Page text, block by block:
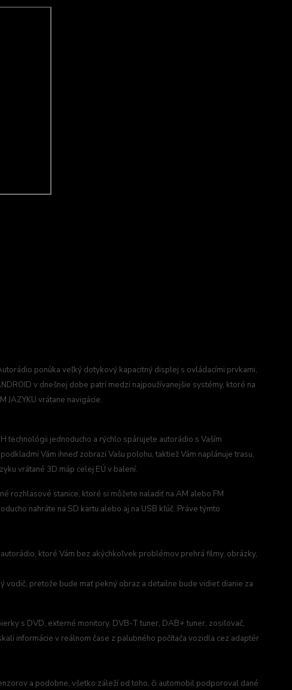
ponúka veľký dotykový kapacitný displej s ovládacími prvkami,
v dnešnej dobe patrí medzi najpoužívanejšie systémy, ktoré na
JAZYKU vrátane navigácie.
technológii jednoducho a rýchlo spárujete autorádio s Vaším
Vám ihneď zobrazí Vašu polohu, taktiež Vám naplánuje trasu,
vrátané 3D máp celej EÚ v balení.
rozhlasové stanice, ktoré si môžete naladiť na AM alebo FM
nahráte na SD kartu alebo aj na USB kľúč. Práve týmto
ktoré Vám bez akýchkoľvek problémov prehrá filmy, obrázky,
vodič, pretože bude mať pekný obraz a detailne bude vidieť dianie za
s DVD, externé monitory, DVB-T tuner, DAB+ tuner, zosiľovač,
informácie v reálnom čase z palubného počítača vozidla cez adaptér
a podobne, všetko záleží od toho, či automobil podporoval dané